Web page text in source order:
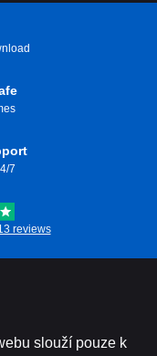
7
reviews
slouží pouze k